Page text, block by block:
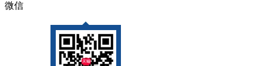
微信